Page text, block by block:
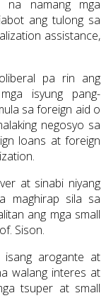
na namang mga
ang tulong sa
assistance,
pa rin ang
isyung pang-
sa foreign aid o
negosyo sa
loans at foreign
at sinabi niyang
maghirap sila sa
ang mga small
Sison.
isang arogante at
walang interes at
tsuper at small